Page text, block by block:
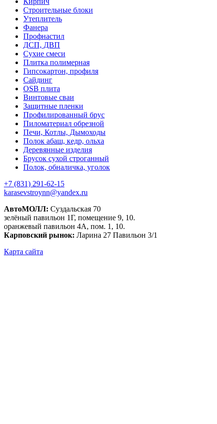
Строительные блоки
Утеплитель
Фанера
Профнастил
ДСП, ДВП
Сухие смеси
Плитка полимерная
Гипсокартон, профиля
Сайдинг
OSB плита
Винтовые сваи
Защитные пленки
Профилированный брус
Пиломатериал обрезной
Печи, Котлы, Дымоходы
Полок абаш, кедр, ольха
Деревянные изделия
Брусок сухой строганный
Полок, обналичка, уголок
+7 (831) 291-62-15
karasevstroynn@yandex.ru
АвтоМОЛЛ: Суздальская 70
зелёный павильон 1Г, помещение 9, 10.
оранжевый павильон 4А, пом. 1, 10.
Карповский рынок: Ларина 27 Павильон 3/1
Карта сайта